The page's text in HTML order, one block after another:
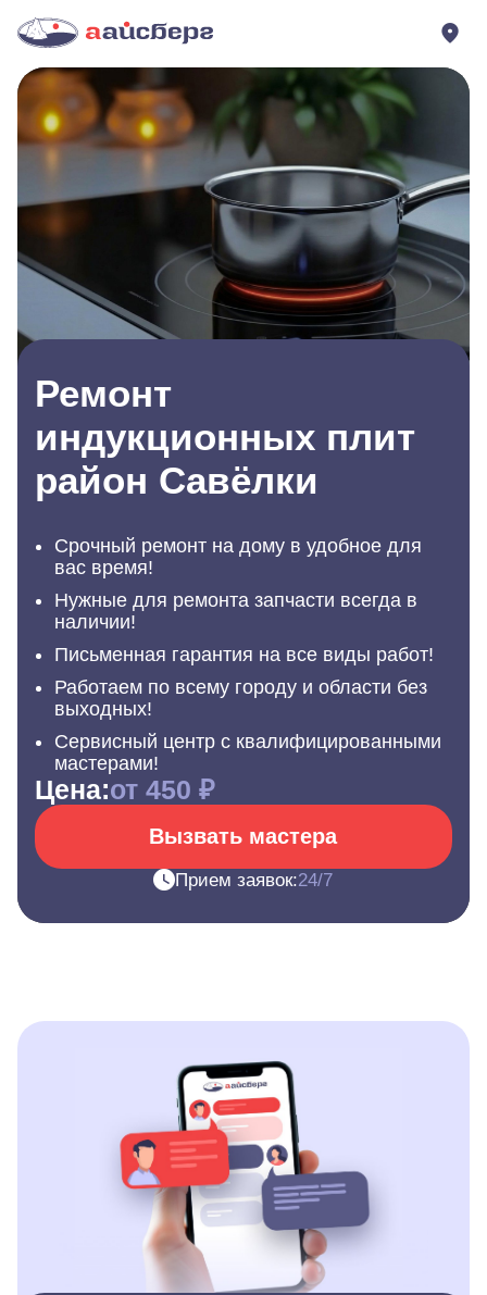
Ремонт
индукционных плит
район Савёлки
Срочный ремонт на дому в удобное для
вас время!
Нужные для ремонта запчасти всегда в
наличии!
Письменная гарантия на все виды работ!
Работаем по всему городу и области без
выходных!
Сервисный центр с квалифицированными
мастерами!
Цена:от 450 ₽
Вызвать мастера
Прием заявок:24/7